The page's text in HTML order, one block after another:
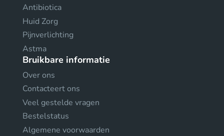
Antibiotica
Huid Zorg
Pijnverlichting
Astma
Bruikbare informatie
Over ons
Contacteert ons
Veel gestelde vragen
Bestelstatus
Algemene voorwaarden